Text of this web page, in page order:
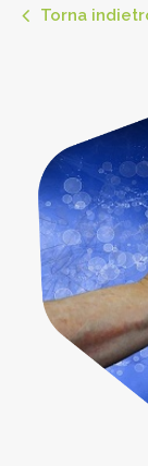
Torna